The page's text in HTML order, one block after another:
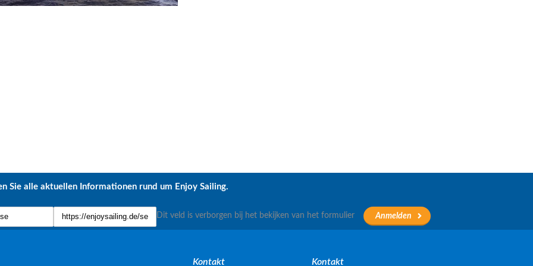
Sie alle aktuellen Informationen rund um Enjoy Sailing.
Dit veld is verborgen bij het bekijken van het formulier
Kontakt Kontakt